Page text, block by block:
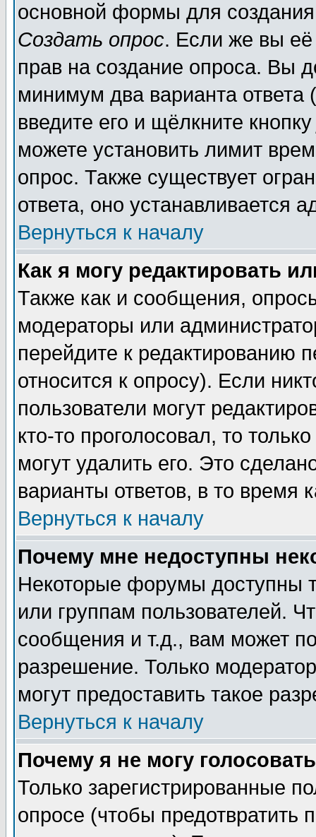
основной формы для
Создать опрос. Если же вы её
прав на создание опроса. Вы
минимум два варианта ответа
введите его и щёлкните
можете установить лимит
опрос. Также существует
ответа, оно устанавливается
Вернуться к началу
Как я могу редактировать
Также как и сообщения,
модераторы или
перейдите к редактированию
относится к опросу). Если
пользователи могут
кто-то проголосовал, то
могут удалить его. Это
варианты ответов, в то время
Вернуться к началу
Почему мне недоступны
Некоторые форумы доступны
или группам пользователей.
сообщения и т.д., вам может
разрешение. Только
могут предоставить такое
Вернуться к началу
Почему я не могу
Только зарегистрированные
опросе (чтобы предотвратить